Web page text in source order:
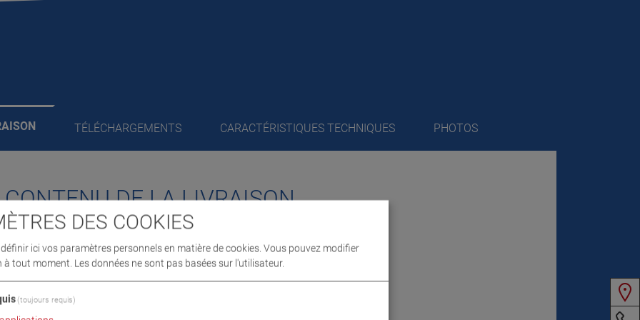
TÉLÉCHARGEMENTS CARACTÉRISTIQUES TECHNIQUES PHOTOS
DE LA LIVRAISON
essieux, rapide et
jusqu'à une
DES COOKIES
ici vos paramètres personnels en matière de cookies. Vous pouvez modifier
à tout moment. Les données ne sont pas basées sur l'utilisateur.
(toujours requis)